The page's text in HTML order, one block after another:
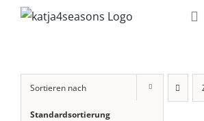
Zum
Sortieren nach
Standardsortierung